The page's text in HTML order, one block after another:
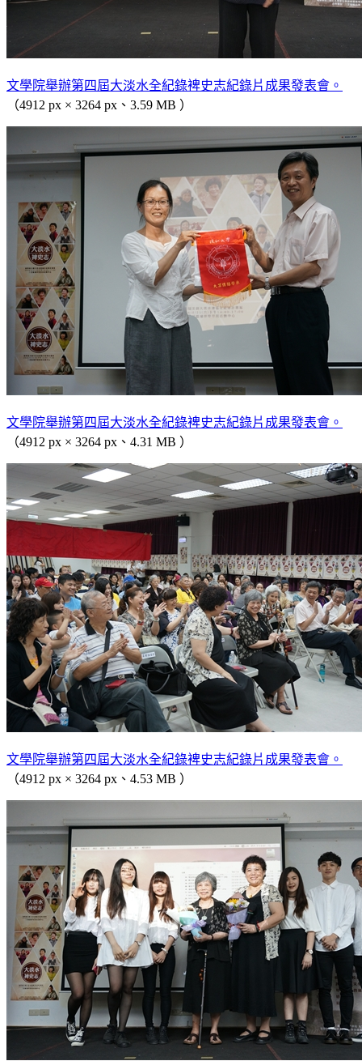
文學院舉辦第四屆大淡水全紀錄裨史志紀錄片成果發表會。
（4912 px × 3264 px、3.59 MB ）
文學院舉辦第四屆大淡水全紀錄裨史志紀錄片成果發表會。
（4912 px × 3264 px、4.31 MB ）
文學院舉辦第四屆大淡水全紀錄裨史志紀錄片成果發表會。
（4912 px × 3264 px、4.53 MB ）